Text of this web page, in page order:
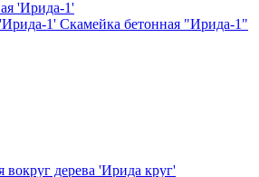
Скамейка бетонная "Ирида-1"